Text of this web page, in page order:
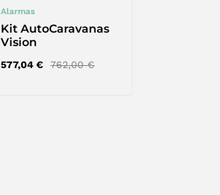
Alarmas
Kit AutoCaravanas
Vision
762,00€
577,04€